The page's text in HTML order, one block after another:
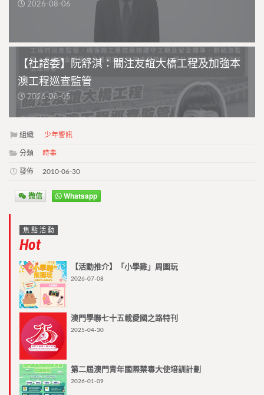
2026-08-06
【社諮委】阮舒淇：關注友誼大橋工程及加強本
澳工程巡查監管
2026-08-05
組織 少年警訊
分類 時事
發佈 2010-06-30
微信 Whatsapp
焦點活動
Hot
【活動推介】「小學雞」周圍玩
2026-07-08
澳門學聯七十五載愛國之路特刊
2025-04-30
第二屆澳門青年國際禁毒大使培訓計劃
2026-01-09